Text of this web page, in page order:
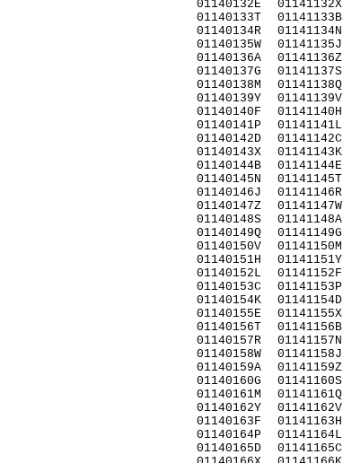
01140132E
01140133T
01140134R
01140135W
01140136A
01140137G
01140138M
01140139Y
01140140F
01140141P
01140142D
01140143X
01140144B
01140145N
01140146J
01140147Z
01140148S
01140149Q
01140150V
01140151H
01140152L
01140153C
01140154K
01140155E
01140156T
01140157R
01140158W
01140159A
01140160G
01140161M
01140162Y
01140163F
01140164P
01140165D
01141132X
01141133B
01141134N
01141135J
01141136Z
01141137S
01141138Q
01141139V
01141140H
01141141L
01141142C
01141143K
01141144E
01141145T
01141146R
01141147W
01141148A
01141149G
01141150M
01141151Y
01141152F
01141153P
01141154D
01141155X
01141156B
01141157N
01141158J
01141159Z
01141160S
01141161Q
01141162V
01141163H
01141164L
01141165C